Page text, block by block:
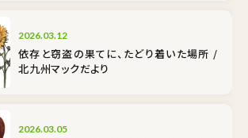
2026.03.12
依存と窃盗の果てに、たどり着いた場所 /
北九州マックだより
2026.03.05